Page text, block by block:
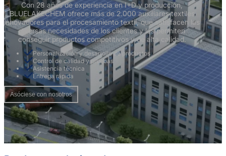
Con 28 años de experiencia en I+D y producción,
BLUELAKECHEM ofrece más de 2.000 auxiliares textiles
innovadores para el procesamiento textil, que satisfacen las
diversas necesidades de los clientes y les permiten
conseguir productos competitivos y de alta calidad.
Personalización y desarrollo de productos
Control de calidad y pruebas
Asistencia técnica
Entrega rápida
Asóciese con nosotros